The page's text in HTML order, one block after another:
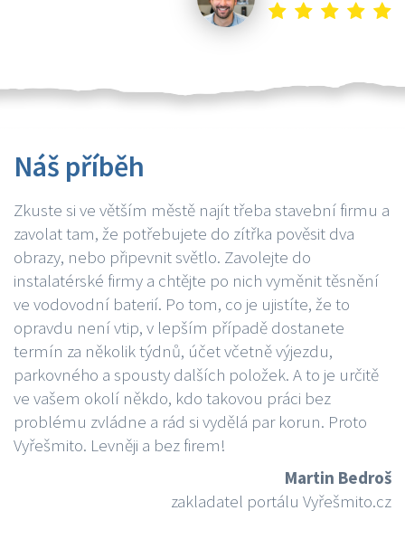
Náš příběh
Zkuste si ve větším městě najít třeba stavební firmu a
zavolat tam, že potřebujete do zítřka pověsit dva
obrazy, nebo připevnit světlo. Zavolejte do
instalatérské firmy a chtějte po nich vyměnit těsnění
ve vodovodní baterií. Po tom, co je ujistíte, že to
opravdu není vtip, v lepším případě dostanete
termín za několik týdnů, účet včetně výjezdu,
parkovného a spousty dalších položek. A to je určitě
ve vašem okolí někdo, kdo takovou práci bez
problému zvládne a rád si vydělá par korun. Proto
Vyřešmito. Levněji a bez firem!
Martin Bedroš
zakladatel portálu Vyřešmito.cz